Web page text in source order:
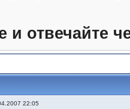
и отвечайте
22:05